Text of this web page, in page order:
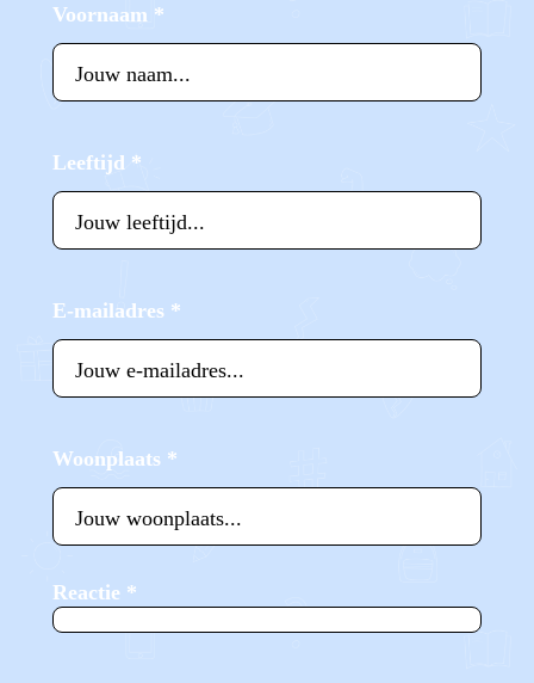
Voornaam *
Leeftijd *
E-mailadres *
Woonplaats *
Reactie *